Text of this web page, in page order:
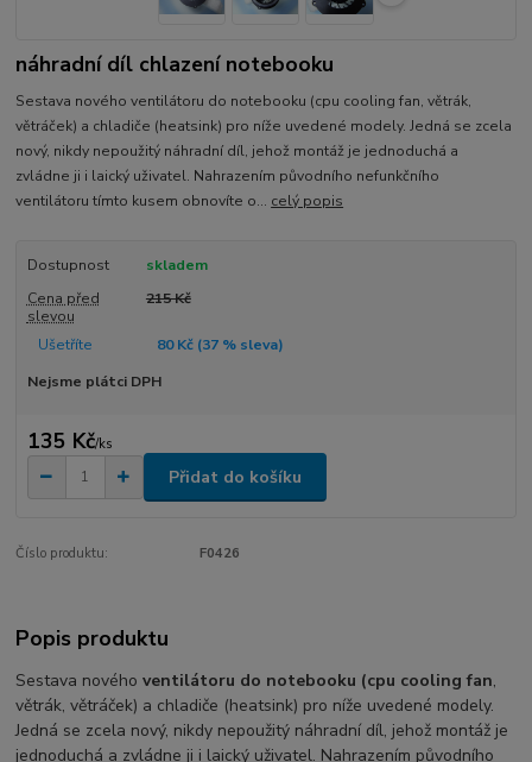
náhradní díl chlazení notebooku
Sestava nového ventilátoru do notebooku (cpu cooling fan, větrák,
větráček) a chladiče (heatsink) pro níže uvedené modely. Jedná se zcela
nový, nikdy nepoužitý náhradní díl, jehož montáž je jednoduchá a
zvládne ji i laický uživatel. Nahrazením původního nefunkčního
ventilátoru tímto kusem obnovíte o... celý popis
Dostupnost
skladem
Cena před
slevou
215 Kč
Ušetříte 80 Kč (37% sleva)
Nejsme plátci DPH
135 Kč/ks
Přidat do košíku
Číslo produktu: F0426
Popis produktu
Sestava novéhoventilátoru do notebooku (cpu cooling fan,
větrák, větráček) a chladiče (heatsink) pro níže uvedené modely.
Jedná se zcela nový, nikdy nepoužitý náhradní díl, jehož montáž je
jednoduchá a zvládne ji i laický uživatel. Nahrazením původního